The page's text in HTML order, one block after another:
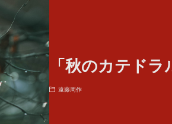
「秋のカテド
遠藤周作